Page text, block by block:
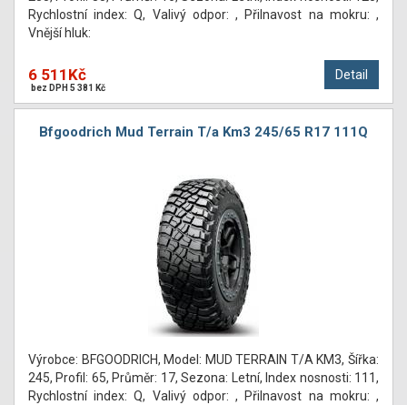
Rychlostní index: Q, Valivý odpor: , Přilnavost na mokru: ,
Vnější hluk:
Detail
6 511Kč
bez DPH 5 381 Kč
Bfgoodrich Mud Terrain T/a Km3 245/65 R17 111Q
Výrobce: BFGOODRICH, Model: MUD TERRAIN T/A KM3, Šířka:
245, Profil: 65, Průměr: 17, Sezona: Letní, Index nosnosti: 111,
Rychlostní index: Q, Valivý odpor: , Přilnavost na mokru: ,